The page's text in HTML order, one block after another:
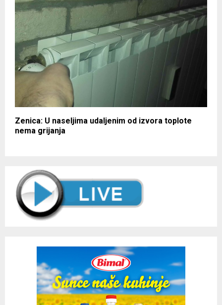
Zenica: U naseljima udaljenim od izvora toplote
nema grijanja